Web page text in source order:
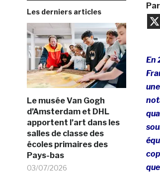
Les derniers articles
Le musée Van Gogh
d’Amsterdam et DHL
apportent l’art dans les
salles de classe des
écoles primaires des
Pays-bas
03/07/2026
En